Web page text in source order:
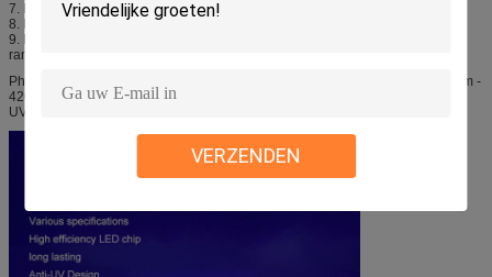
VERZENDEN
7. Edge-Lighting transparant of verspreid materiaal
8. Projecten van de steun de onderwaterverlichting
9. Luifel en brug overspannen
rand/pretpark/theater/vliegtuigencabineverlichting
Phensonlighting verstrekt een brede waaier UVleds in de UVA-waaier (360nm -
420nm). Gelieve te bezoeken onze Productenpagina om meer over onze
UVproducten te leren.